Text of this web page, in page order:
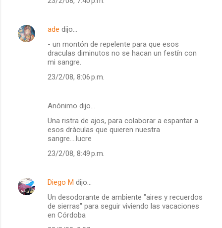
ade dijo…
- un montón de repelente para que esos
draculas diminutos no se hacan un festín con
mi sangre.
23/2/08, 8:06 p.m.
Anónimo dijo…
Una ristra de ajos, para colaborar a espantar a
esos dràculas que quieren nuestra
sangre....lucre
23/2/08, 8:49 p.m.
Diego M dijo…
Un desodorante de ambiente "aires y recuerdos
de sierras" para seguir viviendo las vacaciones
en Córdoba